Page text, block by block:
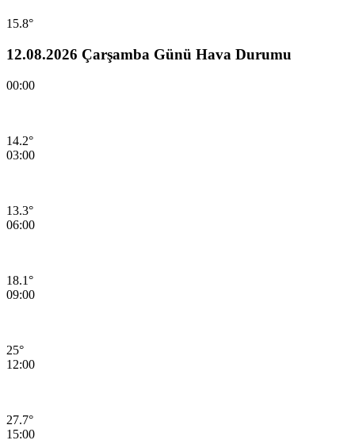
15.8°
12.08.2026 Çarşamba Günü Hava Durumu
00:00
14.2°
03:00
13.3°
06:00
18.1°
09:00
25°
12:00
27.7°
15:00